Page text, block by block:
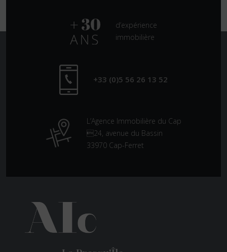
d’expérience
immobilière
+33 (0)5 56 26 13 52
L’Agence Immobilière du Cap
24, avenue du Bassin
33970 Cap-Ferret